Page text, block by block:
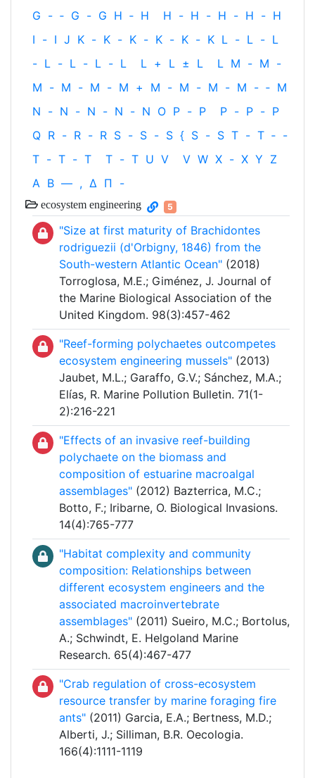
G - ‐ G - G H ‐ H H - H - H - H - H
I - I J K - K - K - K - K - K L - L - L
- L - L - L - L L + L ± L L M - M -
M - M - M - M + M - M - M - M - ‐ M
N - N - N - N - N O P - P P - P - P
Q R - R - R S - S - S { S - S T - T ‐ -
T - T - T T - T U V V W X - X Y Z
Α Β — , Δ Π -
ecosystem engineering 5
"Size at first maturity of Brachidontes
rodriguezii (d'Orbigny, 1846) from the
South-western Atlantic Ocean" (2018)
Torroglosa, M.E.; Giménez, J. Journal of
the Marine Biological Association of the
United Kingdom. 98(3):457-462
"Reef-forming polychaetes outcompetes
ecosystem engineering mussels" (2013)
Jaubet, M.L.; Garaffo, G.V.; Sánchez, M.A.;
Elías, R. Marine Pollution Bulletin. 71(1-
2):216-221
"Effects of an invasive reef-building
polychaete on the biomass and
composition of estuarine macroalgal
assemblages" (2012) Bazterrica, M.C.;
Botto, F.; Iribarne, O. Biological Invasions.
14(4):765-777
"Habitat complexity and community
composition: Relationships between
different ecosystem engineers and the
associated macroinvertebrate
assemblages" (2011) Sueiro, M.C.; Bortolus,
A.; Schwindt, E. Helgoland Marine
Research. 65(4):467-477
"Crab regulation of cross-ecosystem
resource transfer by marine foraging fire
ants" (2011) Garcia, E.A.; Bertness, M.D.;
Alberti, J.; Silliman, B.R. Oecologia.
166(4):1111-1119